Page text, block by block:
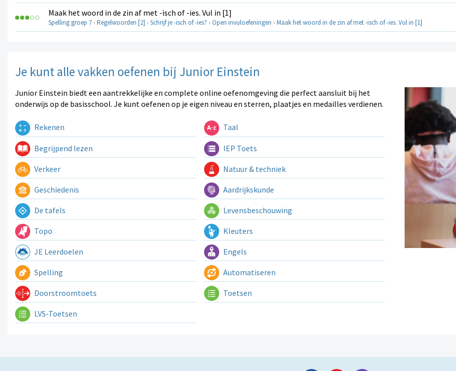
Maak het woord in de zin af met -isch of -ies. Vul in [1]
Spelling groep 7 › Regelwoorden [2] › Schrijf je -isch of -ies? › Open invuloefeningen › Maak het woord in de zin af met -isch of -ies. Vul in [1]
Je kunt alle vakken oefenen bij Junior Einstein
Junior Einstein biedt een aantrekkelijke en complete online oefenomgeving die perfect aansluit bij het
onderwijs op de basisschool. Je kunt oefenen op je eigen niveau en sterren, plaatjes en medailles verdienen.
Rekenen Taal
Begrijpend lezen IEP Toets
Verkeer Natuur & techniek
Geschiedenis Aardrijkskunde
De tafels Levensbeschouwing
Topo Kleuters
JE Leerdoelen Engels
Spelling Automatiseren
Doorstroomtoets Toetsen
LVS-Toetsen